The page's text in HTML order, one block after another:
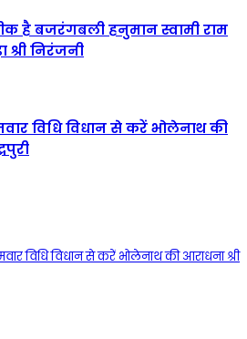
है बजरंगबली हनुमान स्वामी राम
निरंजनी
विधि विधान से करें भोलेनाथ की
विधि विधान से करें भोलेनाथ की आराधना श्री